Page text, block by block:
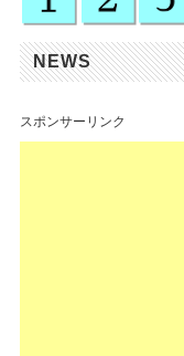
NEWS
スポンサーリンク